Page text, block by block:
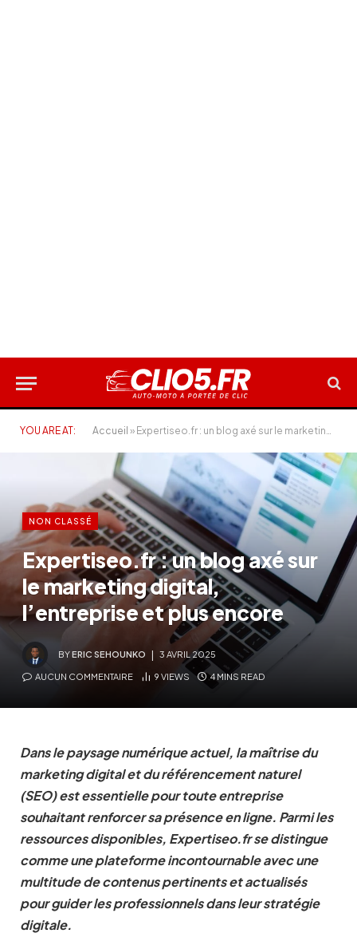
YOU ARE AT: Accueil » Expertiseo.fr : un blog axé sur le marketing digital, l’entreprise et plus encore
NON CLASSÉ
Expertiseo.fr : un blog axé sur
le marketing digital,
l’entreprise et plus encore
BYERIC SEHOUNKO 3 AVRIL 2025
AUCUN COMMENTAIRE 9 VIEWS 4 MINS READ
Dans le paysage numérique actuel, la maîtrise du
marketing digital et du référencement naturel
(SEO) est essentielle pour toute entreprise
souhaitant renforcer sa présence en ligne. Parmi les
ressources disponibles, Expertiseo.fr se distingue
comme une plateforme incontournable avec une
multitude de contenus pertinents et actualisés
pour guider les professionnels dans leur stratégie
digitale.